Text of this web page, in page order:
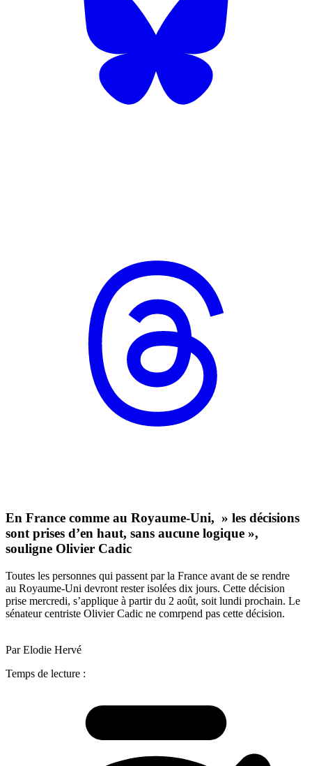
En France comme au Royaume-Uni, » les décisions
sont prises d’en haut, sans aucune logique »,
souligne Olivier Cadic
Toutes les personnes qui passent par la France avant de se rendre
au Royaume-Uni devront rester isolées dix jours. Cette décision
prise mercredi, s’applique à partir du 2 août, soit lundi prochain. Le
sénateur centriste Olivier Cadic ne comrpend pas cette décision.
Par Elodie Hervé
Temps de lecture :